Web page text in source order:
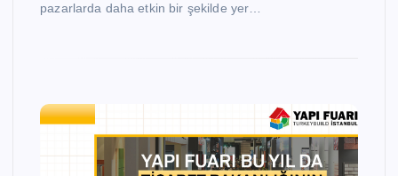
pazarlarda daha etkin bir şekilde yer…